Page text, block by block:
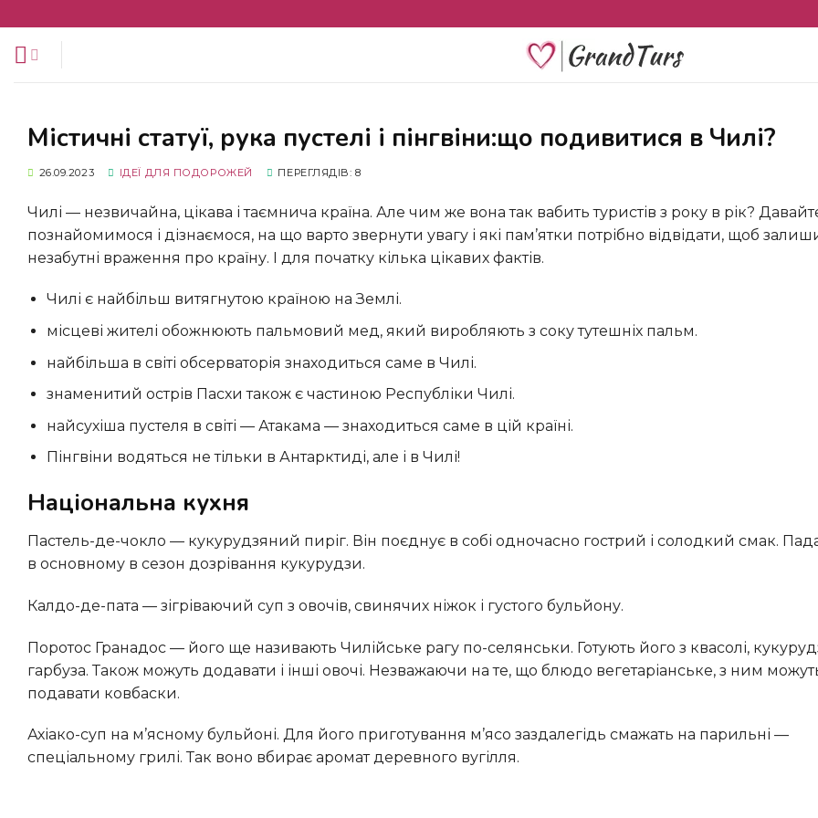
змісту
Містичні статуї, рука пустелі і пінгвіни:що подивитися в Чилі?
26.09.2023 ІДЕЇ ​​ДЛЯ ПОДОРОЖЕЙ ПЕРЕГЛЯДІВ: 8
Чилі — незвичайна, цікава і таємнича країна. Але чим же вона так вабить туристів з року в рік? Давайте
познайомимося і дізнаємося, на що варто звернути увагу і які пам’ятки потрібно відвідати, щоб
незабутні враження про країну. І для початку кілька цікавих фактів.
Чилі є найбільш витягнутою країною на Землі.
місцеві жителі обожнюють пальмовий мед, який виробляють з соку тутешніх пальм.
найбільша в світі обсерваторія знаходиться саме в Чилі.
знаменитий острів Пасхи також є частиною Республіки Чилі.
найсухіша пустеля в світі — Атакама — знаходиться саме в цій країні.
Пінгвіни водяться не тільки в Антарктиді, але і в Чилі!
Національна кухня
Пастель-де-чокло — кукурудзяний пиріг. Він поєднує в собі одночасно гострий і солодкий смак. Падають його
в основному в сезон дозрівання кукурудзи.
Калдо-де-пата — зігріваючий суп з овочів, свинячих ніжок і густого бульйону.
Поротос Гранадос — його ще називають Чилійське рагу по-селянськи. Готують його з квасолі, кукурудзи,
гарбуза. Також можуть додавати і інші овочі. Незважаючи на те, що блюдо вегетаріанське, з ним
подавати ковбаски.
Ахіако-суп на м’ясному бульйоні. Для його приготування м’ясо заздалегідь смажать на парильні —
спеціальному грилі. Так воно вбирає аромат деревного вугілля.